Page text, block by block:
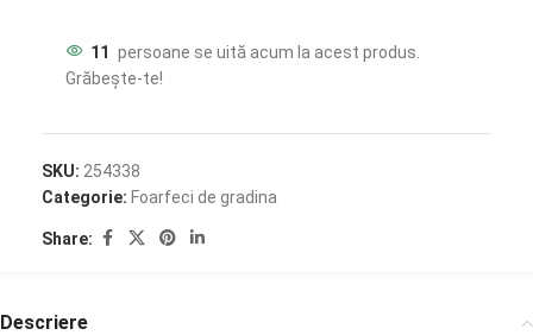
11
persoane se uită acum la acest produs.
Grăbește-te!
SKU: 254338
Categorie: Foarfeci de gradina
Share:
Descriere